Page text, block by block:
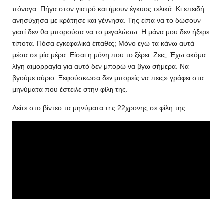
πόναγα. Πήγα στον γιατρό και ήμουν έγκυος τελικά. Κι επειδή
ανησύχησα με κράτησε και γέννησα. Της είπα να το δώσουν
γιατί δεν θα μπορούσα να το μεγαλώσω. Η μάνα μου δεν ήξερε
τίποτα. Πόσα εγκεφαλικά έπαθες; Μόνο εγώ τα κάνω αυτά
μέσα σε μία μέρα. Είσαι η μόνη που το ξέρει. Ζεις; Έχω ακόμα
λίγη αιμορραγία για αυτό δεν μπορώ να βγω σήμερα. Να
βγούμε αύριο. Ξεφούσκωσα δεν μπορείς να πεις» γράφει στα
μηνύματα που έστειλε στην φίλη της.
Δείτε στο βίντεο τα μηνύματα της 22χρονης σε φίλη της